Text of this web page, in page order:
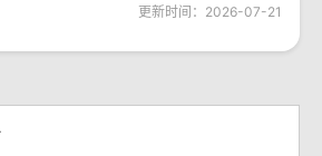
更新时间：2026-07-21